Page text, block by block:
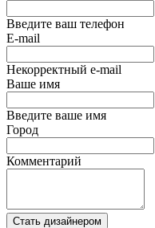
Введите ваш телефон
E-mail
Некорректный e-mail
Ваше имя
Введите ваше имя
Город
Комментарий
Стать дизайнером